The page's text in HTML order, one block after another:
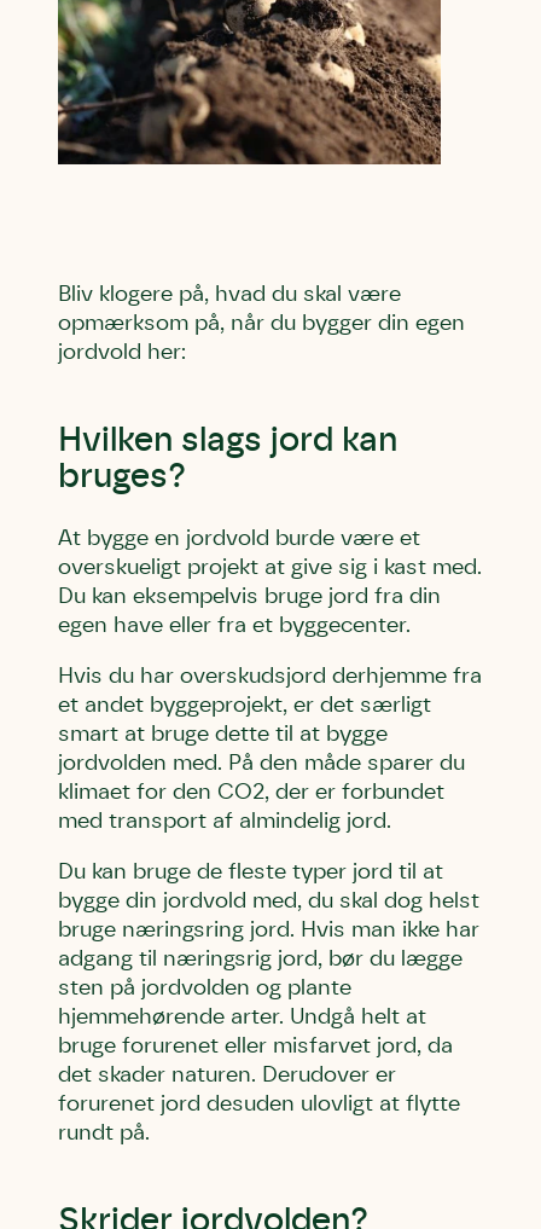
Bliv klogere på, hvad du skal være
opmærksom på, når du bygger din egen
jordvold her:
Hvilken slags jord kan
bruges?
At bygge en jordvold burde være et
overskueligt projekt at give sig i kast med.
Du kan eksempelvis bruge jord fra din
egen have eller fra et byggecenter.
Hvis du har overskudsjord derhjemme fra
et andet byggeprojekt, er det særligt
smart at bruge dette til at bygge
jordvolden med. På den måde sparer du
klimaet for den CO2, der er forbundet
med transport af almindelig jord.
Du kan bruge de fleste typer jord til at
bygge din jordvold med, du skal dog helst
bruge næringsring jord. Hvis man ikke har
adgang til næringsrig jord, bør du lægge
sten på jordvolden og plante
hjemmehørende arter. Undgå helt at
bruge forurenet eller misfarvet jord, da
det skader naturen. Derudover er
forurenet jord desuden ulovligt at flytte
rundt på.
Skrider jordvolden?
Skriv under (hjørring)
Fornavn
Efternavn
Email
Telefon
underskriftindsamlinger og andre støttemuligheder. Jeg
Sund Limfjord
Fornavn
Efternavn
Email
Telefon
underskriftindsamlinger og andre støttemuligheder. Jeg
Storken tilbage til Kolding
Fornavn
Efternavn
Email
Telefon
underskriftindsamlinger og andre støttemuligheder. Jeg